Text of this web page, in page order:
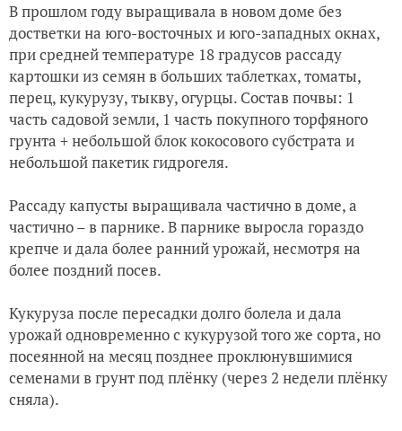
В прошлом году выращивала в новом доме без
достветки на юго-восточных и юго-западных окнах,
при средней температуре 18 градусов рассаду
картошки из семян в больших таблетках, томаты,
перец, кукурузу, тыкву, огурцы. Состав почвы: 1
часть садовой земли, 1 часть покупного торфяного
грунта + небольшой блок кокосового субстрата и
небольшой пакетик гидрогеля.
Рассаду капусты выращивала частично в доме, а
частично – в парнике. В парнике выросла гораздо
крепче и дала более ранний урожай, несмотря на
более поздний посев.
Кукуруза после пересадки долго болела и дала
урожай одновременно с кукурузой того же сорта, но
посеянной на месяц позднее проклюнувшимися
семенами в грунт под плёнку (через 2 недели плёнку
сняла).